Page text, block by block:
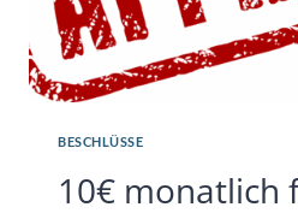
BESCHLÜSSE
10€ monatlich